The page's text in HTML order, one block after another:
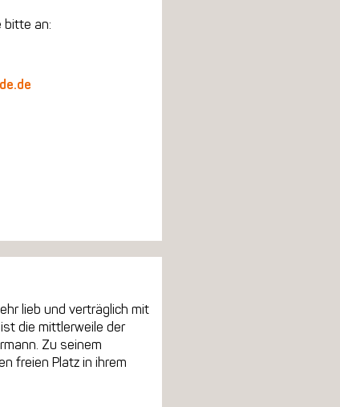
bitte an:
lieb und verträglich mit
die mittlerweile der
Zu seinem
freien Platz in ihrem